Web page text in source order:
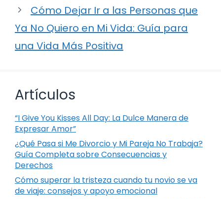
Cómo Dejar Ir a las Personas que
Ya No Quiero en Mi Vida: Guía para
una Vida Más Positiva
Artículos
“I Give You Kisses All Day: La Dulce Manera de
Expresar Amor”
¿Qué Pasa si Me Divorcio y Mi Pareja No Trabaja?
Guía Completa sobre Consecuencias y
Derechos
Cómo superar la tristeza cuando tu novio se va
de viaje: consejos y apoyo emocional